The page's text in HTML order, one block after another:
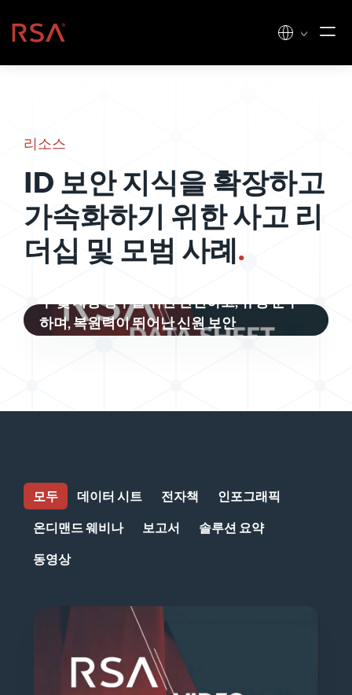
홈
리소스
ID 보안 지식을 확장하고
가속화하기 위한 사고 리
더십 및 모범 사례.
주 및 지방 정부를 위한 안전하고, 규정 준수
하며, 복원력이 뛰어난 신원 보안
모두 데이터 시트 전자책 인포그래픽
온디맨드 웨비나 보고서 솔루션 요약
동영상